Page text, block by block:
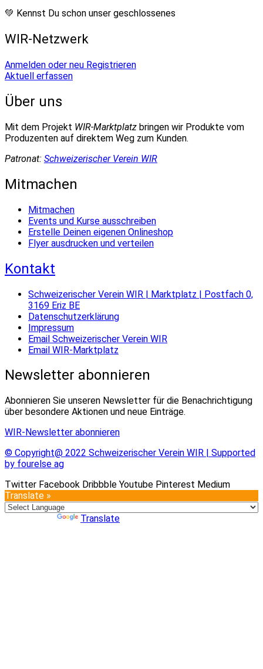
💚 Kennst Du schon unser geschlossenes
WIR-Netzwerk
Anmelden oder neu Registrieren
Aktuell erfassen
Über uns
Mit dem Projekt WIR-Marktplatz bringen wir Produkte vom
Produzenten auf direktem Weg zum Kunden.
Patronat: Schweizerischer Verein WIR
Mitmachen
Mitmachen
Events und Kurse ausschreiben
Erstelle Deinen eigenen Onlineshop
Flyer ausdrucken und verteilen
Kontakt
Schweizerischer Verein WIR | Marktplatz | Postfach 0,
3169 Eriz BE
Datenschutzerklärung
Impressum
Email Schweizerischer Verein WIR
Email WIR-Marktplatz
Newsletter abonnieren
Abonnieren Sie unseren Newsletter für die Benachrichtigung
über besondere Aktionen und neue Einträge.
WIR-Newsletter abonnieren
© Copyright@ 2022 Schweizerischer Verein WIR | Supported
by fourelse ag
Twitter Facebook Dribbble Youtube Pinterest Medium
Translate »
Translate